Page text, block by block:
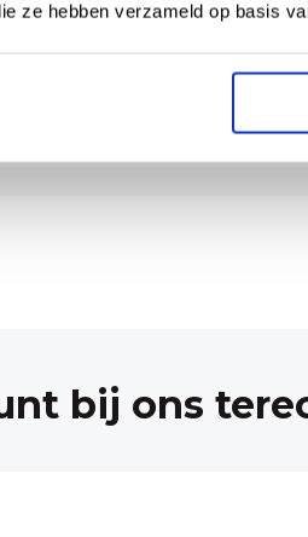
ze hebben verzameld op basis
Linden
bij ons